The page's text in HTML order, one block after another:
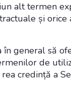
alt termen
și
general să
de
credință a